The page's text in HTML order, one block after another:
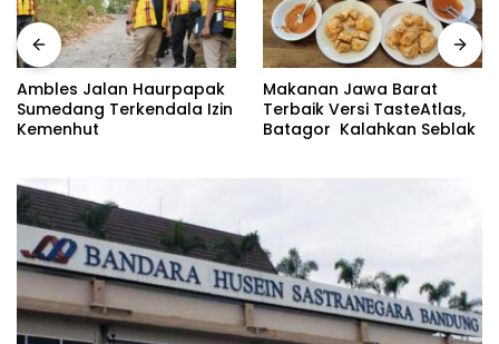
Ambles Jalan Haurpapak
Sumedang Terkendala Izin
Kemenhut
Makanan Jawa Barat
Terbaik Versi TasteAtlas,
Batagor Kalahkan Seblak